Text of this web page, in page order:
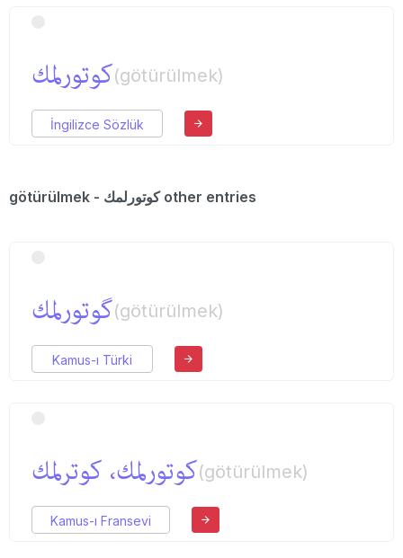
كوتورلمك(götürülmek)
İngilizce Sözlük
götürülmek - كوتورلمك other entries
گوتورلمك(götürülmek)
Kamus-ı Türki
كوتورلمك، كوترلمك(götürülmek)
Kamus-ı Fransevi